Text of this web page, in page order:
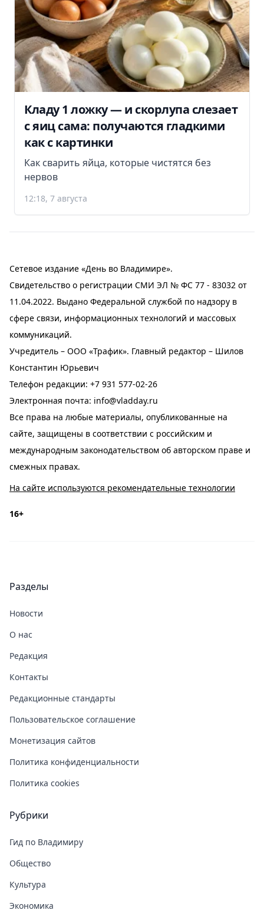
Кладу 1 ложку — и скорлупа слезает
с яиц сама: получаются гладкими
как с картинки
Как сварить яйца, которые чистятся без
нервов
12:18, 7 августа
Сетевое издание «День во Владимире».
Свидетельство о регистрации СМИ ЭЛ № ФС 77 - 83032 от
11.04.2022. Выдано Федеральной службой по надзору в
сфере связи, информационных технологий и массовых
коммуникаций.
Учредитель – ООО «Трафик». Главный редактор – Шилов
Константин Юрьевич
Телефон редакции: +7 931 577-02-26
Электронная почта: info@vladday.ru
Все права на любые материалы, опубликованные на
сайте, защищены в соответствии с российским и
международным законодательством об авторском праве и
смежных правах.
На сайте используются рекомендательные технологии
16+
Разделы
Новости
О нас
Редакция
Контакты
Редакционные стандарты
Пользовательское соглашение
Монетизация сайтов
Политика конфиденциальности
Политика cookies
Рубрики
Гид по Владимиру
Общество
Культура
Экономика